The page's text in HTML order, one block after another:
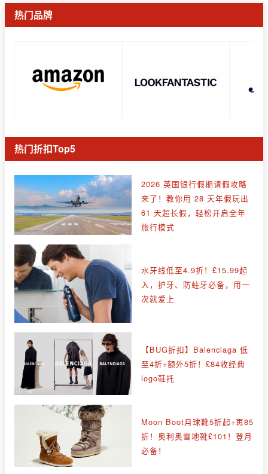
热门品牌
热门折扣Top5
2026 英国银行假期请假攻略
来了！教你用 28 天年假玩出
61 天超长假，轻松开启全年
旅行模式
水牙线低至4.9折！£15.99起
入，护牙、防蛀牙必备，用一
次就爱上
【BUG折扣】Balenciaga 低
至4折+额外5折！£84收经典
logo鞋托
Moon Boot月球靴5折起+再85
折！奥利奥雪地靴£101！登月
必备！